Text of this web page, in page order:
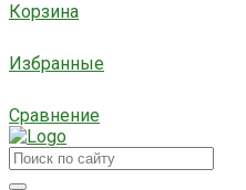
Корзина
Избранные
Сравнение